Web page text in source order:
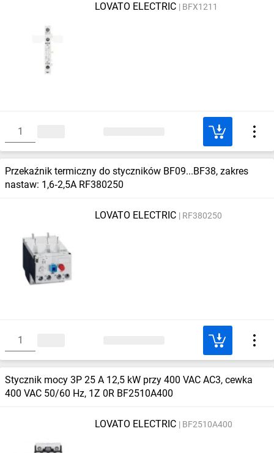
LOVATO ELECTRIC BFX1211
Przekaźnik termiczny do styczników BF09...BF38, zakres
nastaw: 1,6‑2,5A RF380250
LOVATO ELECTRIC RF380250
Stycznik mocy 3P 25 A 12,5 kW przy 400 VAC AC3, cewka
400 VAC 50/60 Hz, 1Z 0R BF2510A400
LOVATO ELECTRIC BF2510A400